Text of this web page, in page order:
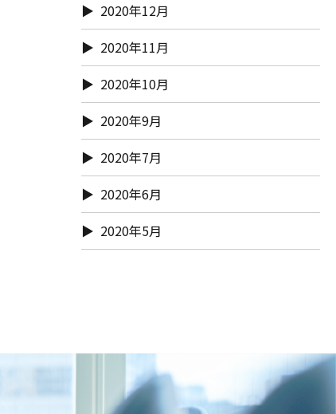
2020年12月
2020年11月
2020年10月
2020年9月
2020年7月
2020年6月
2020年5月